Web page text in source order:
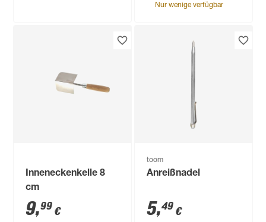
Nur wenige verfügbar
Inneneckenkelle 8
cm
9,99 €
toom
Anreißnadel
5,49 €